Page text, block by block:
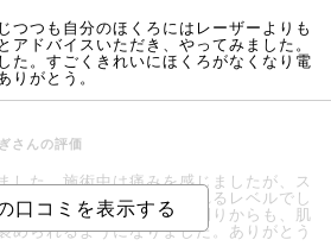
つつも自分のほくろにはレーザーよりも
アドバイスいただき、やってみました。
た。すごくきれいにほくろがなくなり電
りがとう。
さんの評価
した。施術中は痛みを感じましたが、ス
かけてくださり、耐えられるレベルでし
れてスッキリしました。周りからも、肌
められるようになりました。ありがとう